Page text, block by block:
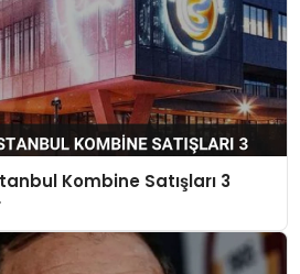
Kombine Satışları 3